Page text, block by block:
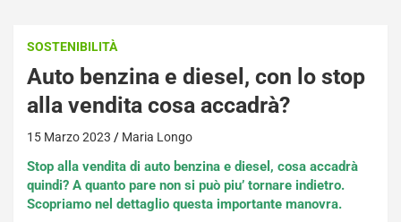
SOSTENIBILITÀ
Auto benzina e diesel, con lo stop
alla vendita cosa accadrà?
15 Marzo 2023 Maria Longo
Stop alla vendita di auto benzina e diesel, cosa accadrà
quindi? A quanto pare non si può piu’ tornare indietro.
Scopriamo nel dettaglio questa importante manovra.